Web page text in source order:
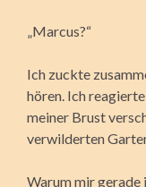
„Marcus?“
Ich zuckte
hören. Ich
meiner Brust
verwilderten
Warum mir gerade